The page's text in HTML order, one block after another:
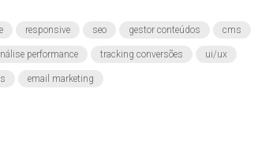
responsive seo gestor conteúdos cms
performance tracking conversões ui/ux
email marketing